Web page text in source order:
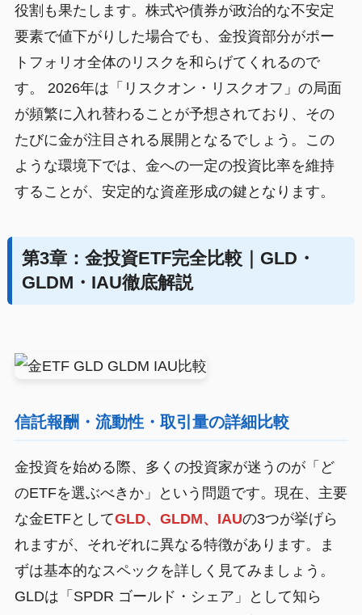
役割も果たします。株式や債券が政治的な不安定
要素で値下がりした場合でも、金投資部分がポー
トフォリオ全体のリスクを和らげてくれるので
す。 2026年は「リスクオン・リスクオフ」の局面
が頻繁に入れ替わることが予想されており、その
たびに金が注目される展開となるでしょう。この
ような環境下では、金への一定の投資比率を維持
することが、安定的な資産形成の鍵となります。
第3章：金投資ETF完全比較｜GLD・
GLDM・IAU徹底解説
信託報酬・流動性・取引量の詳細比較
金投資を始める際、多くの投資家が迷うのが「ど
のETFを選ぶべきか」という問題です。現在、主要
な金ETFとしてGLD、GLDM、IAUの3つが挙げら
れますが、それぞれに異なる特徴があります。ま
ずは基本的なスペックを詳しく見てみましょう。
GLDは「SPDR ゴールド・シェア」として知ら